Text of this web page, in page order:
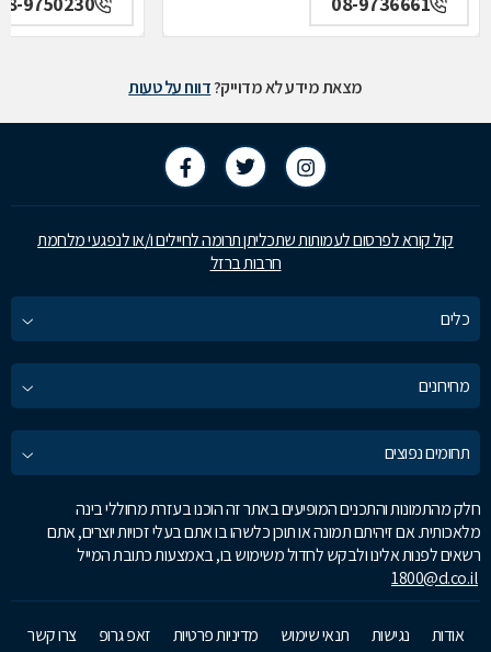
מצאת מידע לא מדוייק?דווח על טעות
קול קורא לפרסום לעמותות שתכליתן תרומה לחיילים ו/או לנפגעי מלחמת
חרבות ברזל
כלים
מחירונים
תחומים נפוצים
חלק מהתמונות והתכנים המופיעים באתר זה הוכנו בעזרת מחוללי בינה
מלאכותית. אם זיהיתם תמונה או תוכן כלשהו בו אתם בעלי זכויות יוצרים, אתם
רשאים לפנות אלינו ולבקש לחדול משימוש בו, באמצעות כתובת המייל
1800@d.co.il
אודות נגישות תנאי שימוש מדיניות פרטיות זאפ גרופ צרו קשר